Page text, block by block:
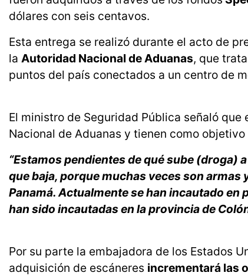
dólares con seis centavos.
Esta entrega se realizó durante el acto de
la Autoridad Nacional de Aduanas, que
puntos del país conectados a un centro de
El ministro de Seguridad Pública señaló
Nacional de Aduanas y tienen como
“Estamos pendientes de qué sube
que baja, porque muchas veces son
Panamá.Actualmente se han incautado en
han sido incautadas en la provincia de
Por su parte la embajadora de los Estados
adquisición de escáneres incrementará las